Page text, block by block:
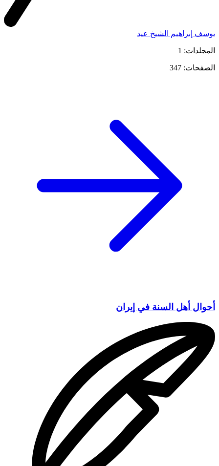
يوسف إبراهيم الشيخ عيد
المجلدات: 1
الصفحات: 347
أحوال أهل السنة في إيران